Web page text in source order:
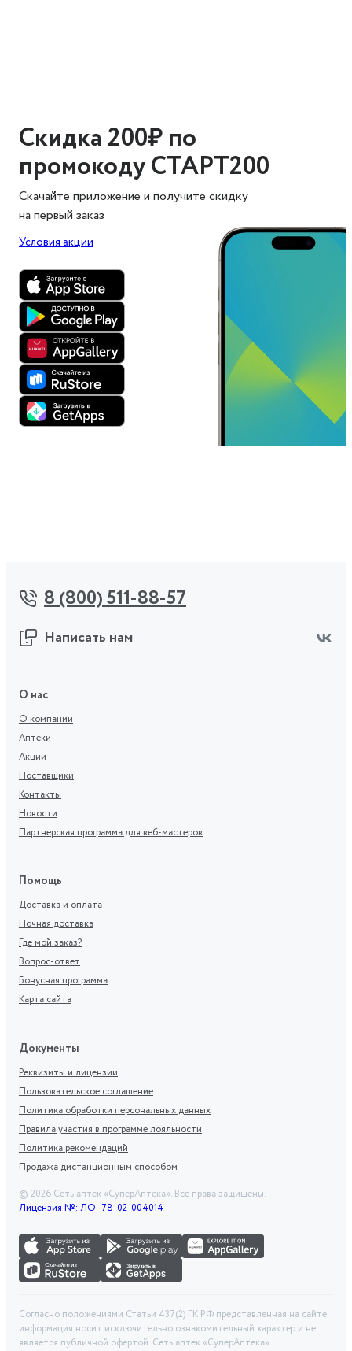
Скидка 200₽ по
промокоду СТАРТ200
Скачайте приложение и получите скидку
на первый заказ
Условия акции
8 (800) 511-88-57
Написать нам
О нас
О компании
Аптеки
Акции
Поставщики
Контакты
Новости
Партнерская программа для веб-мастеров
Помощь
Доставка и оплата
Ночная доставка
Где мой заказ?
Вопрос-ответ
Бонусная программа
Карта сайта
Документы
Реквизиты и лицензии
Пользовательское соглашение
Политика обработки персональных данных
Правила участия в программе лояльности
Политика рекомендаций
Продажа дистанционным способом
© 2026 Сеть аптек «СуперАптека». Все права защищены.
Лицензия №: ЛО–78-02-004014
Согласно положениями Статьи 437(2) ГК РФ представленная на сайте
информация носит исключительно ознакомительный характер и не
является публичной офертой. Сеть аптек «СуперАптека»